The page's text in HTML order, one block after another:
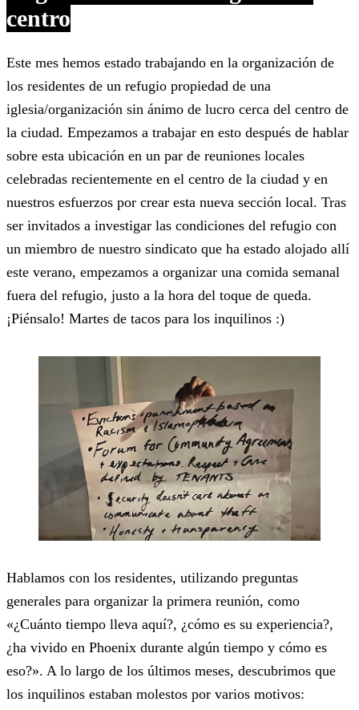
centro
Este mes hemos estado trabajando en la organización de
los residentes de un refugio propiedad de una
iglesia/organización sin ánimo de lucro cerca del centro de
la ciudad. Empezamos a trabajar en esto después de hablar
sobre esta ubicación en un par de reuniones locales
celebradas recientemente en el centro de la ciudad y en
nuestros esfuerzos por crear esta nueva sección local. Tras
ser invitados a investigar las condiciones del refugio con
un miembro de nuestro sindicato que ha estado alojado allí
este verano, empezamos a organizar una comida semanal
fuera del refugio, justo a la hora del toque de queda.
¡Piénsalo! Martes de tacos para los inquilinos :)
Hablamos con los residentes, utilizando preguntas
generales para organizar la primera reunión, como
«¿Cuánto tiempo lleva aquí?, ¿cómo es su experiencia?,
¿ha vivido en Phoenix durante algún tiempo y cómo es
eso?». A lo largo de los últimos meses, descubrimos que
los inquilinos estaban molestos por varios motivos: